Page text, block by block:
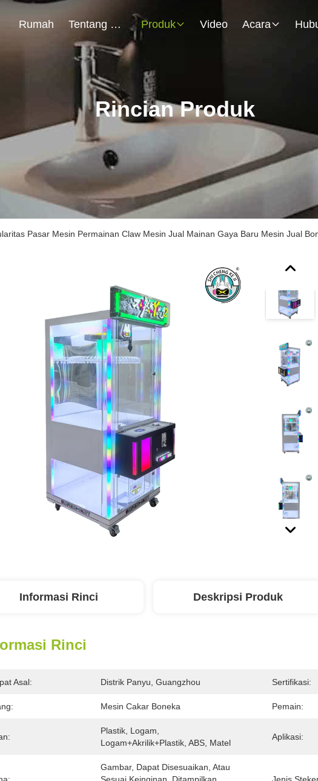
Rumah Tentang Kami Produk Video Acara
Rincian Produk
Pasar Mesin Permainan Claw Mesin Jual Mainan Gaya Baru Mesin Jual
Informasi Rinci Deskripsi Produk
Rinci
Asal: Distrik Panyu, Guangzhou Sertifikasi:
Mesin Cakar Boneka Pemain:
Plastik, Logam,
Logam+akrilik+plastik, ABS, Matel
Aplikasi:
Gambar, Dapat Disesuaikan, Atau